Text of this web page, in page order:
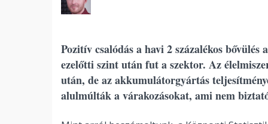
Pozitív csalódás a havi 2 százalékos
ezelőtti szint után fut a szektor. Az
után, de az akkumulátorgyártás
alulmúlták a várakozásokat, ami nem